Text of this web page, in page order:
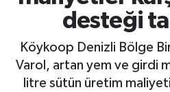
desteği
Köykoop Denizli Bölge
Varol, artan yem ve girdi
litre sütün üretim
Son Dakika Haberleri
Haber Arşivi